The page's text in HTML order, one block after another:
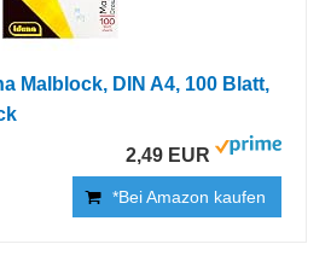
Malblock, DIN A4, 100 Blatt,
2,49 EUR
*Bei Amazon kaufen